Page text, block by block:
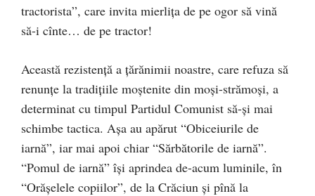
tractorista”, care invita mierliţa de pe ogor să vină
să-i cînte… de pe tractor!
Această rezistenţă a ţărănimii noastre, care refuza să
renunţe la tradiţiile moştenite din moşi-strămoşi, a
determinat cu timpul Partidul Comunist să-şi mai
schimbe tactica. Aşa au apărut “Obiceiurile de
iarnă”, iar mai apoi chiar “Sărbătorile de iarnă”.
“Pomul de iarnă” îşi aprindea de-acum luminile, în
“Orăşelele copiilor”, de la Crăciun şi pînă la